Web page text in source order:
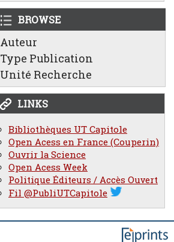
BROWSE
Auteur
Type Publication
Unité Recherche
LINKS
Bibliothèques UT Capitole
Open Acess en France (Couperin)
Ouvrir la Science
Open Acess Week
Politique Éditeurs / Accès Ouvert
Fil @PubliUTCapitole